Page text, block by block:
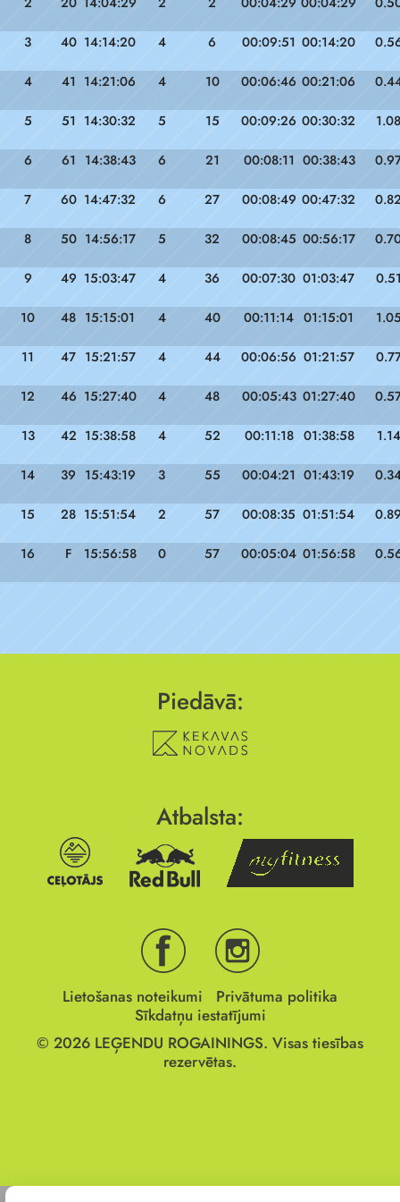
3 40 14:14:20 4 6 00:09:51 00:14:20
4 41 14:21:06 4 10 00:06:46 00:21:06
5 51 14:30:32 5 15 00:09:26 00:30:32 1.08
6 61 14:38:43 6 21 00:08:11 00:38:43
7 60 14:47:32 6 27 00:08:49 00:47:32
8 50 14:56:17 5 32 00:08:45 00:56:17
9 49 15:03:47 4 36 00:07:30 01:03:47
10 48 15:15:01 4 40 00:11:14 01:15:01
11 47 15:21:57 4 44 00:06:56 01:21:57
12 46 15:27:40 4 48 00:05:43 01:27:40
13 42 15:38:58 4 52 00:11:18 01:38:58 1.14
14 39 15:43:19 3 55 00:04:21 01:43:19
15 28 15:51:54 2 57 00:08:35 01:51:54
16 F 15:56:58 0 57 00:05:04 01:56:58
Piedāvā:
Atbalsta:
Lietošanas noteikumi
Privātuma politika
Sīkdatņu iestatījumi
© 2026 LEĢENDU ROGAININGS. Visas tiesības
rezervētas.